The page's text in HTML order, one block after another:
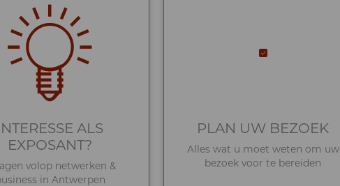
ALS
EXPOSANT?
volop netwerken &
in Antwerpen
PLAN UW BEZOEK
Alles wat u moet weten om uw
bezoek voor te bereiden